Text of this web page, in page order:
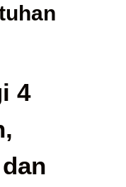
4